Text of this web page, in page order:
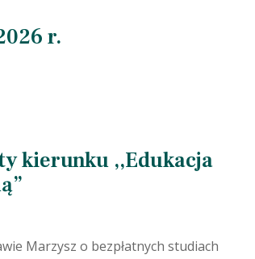
r.
kierunku ,,Edukacja
Marzysz o bezpłatnych studiach